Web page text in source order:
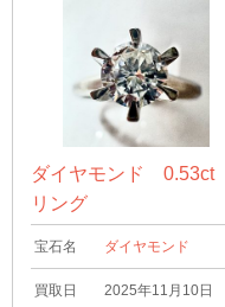
ダイヤモンド 0.53ct
リング
宝石名 ダイヤモンド
買取日 2025年11月10日